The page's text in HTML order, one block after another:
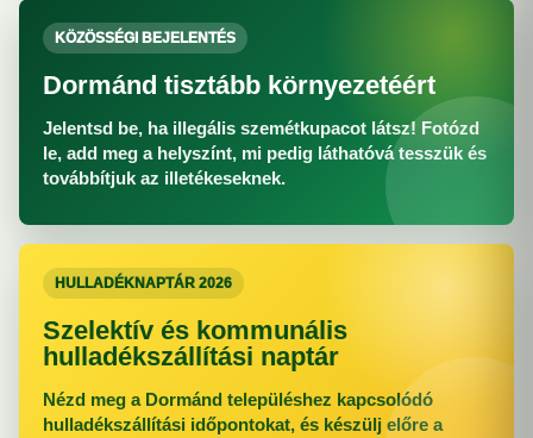
KÖZÖSSÉGI BEJELENTÉS
Dormánd tisztább környezetéért
Jelentsd be, ha illegális szemétkupacot látsz! Fotózd
le, add meg a helyszínt, mi pedig láthatóvá tesszük és
továbbítjuk az illetékeseknek.
HULLADÉKNAPTÁR 2026
Szelektív és kommunális
hulladékszállítási naptár
Nézd meg a Dormánd településhez kapcsolódó
hulladékszállítási időpontokat, és készülj előre a